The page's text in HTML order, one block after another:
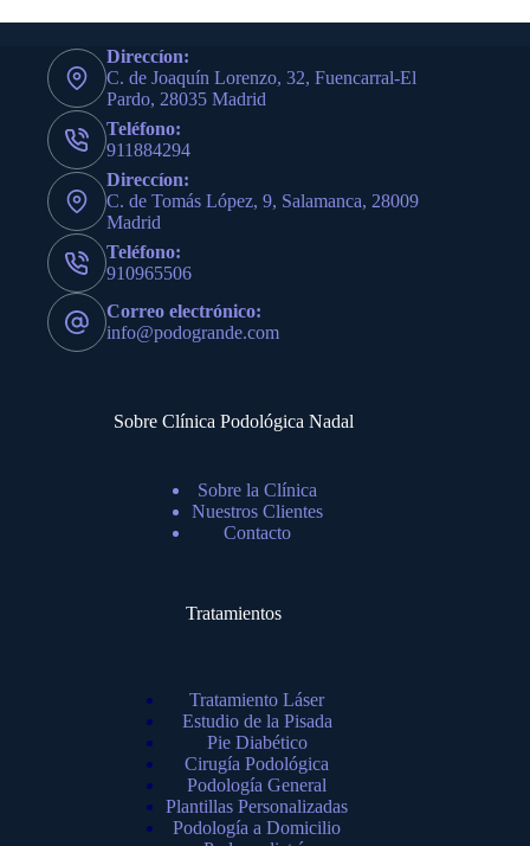
Direccíon:
C. de Joaquín Lorenzo, 32, Fuencarral-El
Pardo, 28035 Madrid
Teléfono:
911884294
Direccíon:
C. de Tomás López, 9, Salamanca, 28009
Madrid
Teléfono:
910965506
Correo electrónico:
info@podogrande.com
Sobre Clínica Podológica Nadal
Sobre la Clínica
Nuestros Clientes
Contacto
Tratamientos
Tratamiento Láser
Estudio de la Pisada
Pie Diabético
Cirugía Podológica
Podología General
Plantillas Personalizadas
Podología a Domicilio